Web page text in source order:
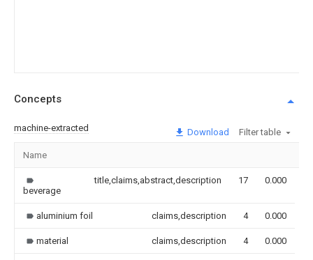
Concepts
machine-extracted Download Filter table
Name
beverage
title,claims,abstract,description 17 0.000
aluminium foil claims,description 4 0.000
material claims,description 4 0.000